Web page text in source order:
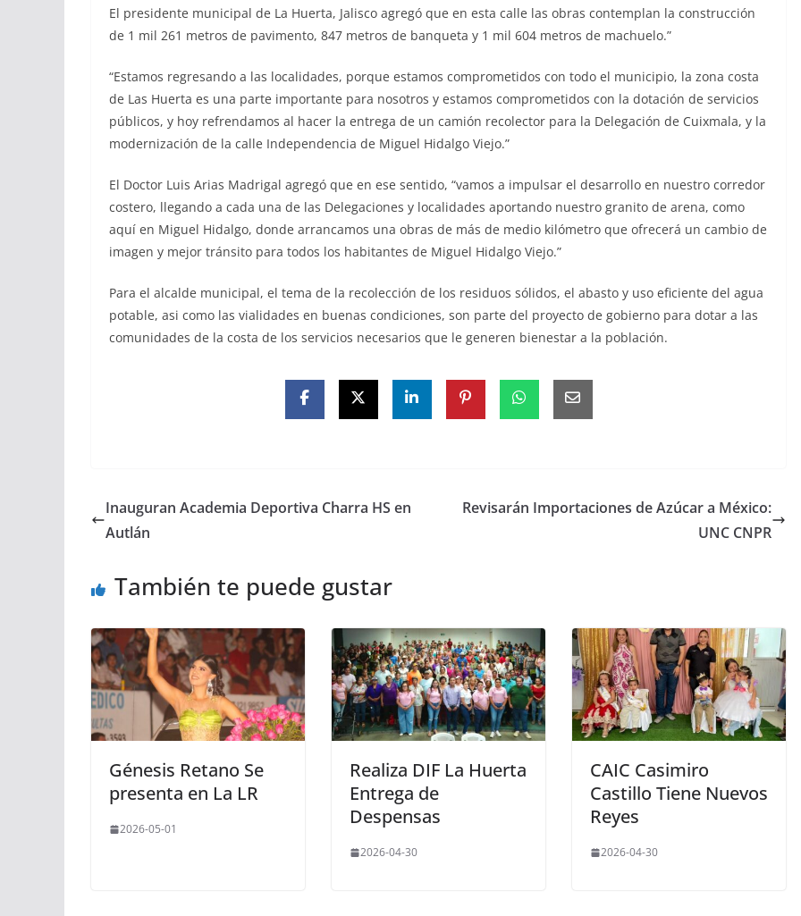
El presidente municipal de La Huerta, Jalisco agregó que en esta calle las obras contemplan la construcción
de 1 mil 261 metros de pavimento, 847 metros de banqueta y 1 mil 604 metros de machuelo.”
“Estamos regresando a las localidades, porque estamos comprometidos con todo el municipio, la zona costa
de Las Huerta es una parte importante para nosotros y estamos comprometidos con la dotación de servicios
públicos, y hoy refrendamos al hacer la entrega de un camión recolector para la Delegación de Cuixmala, y la
modernización de la calle Independencia de Miguel Hidalgo Viejo.”
El Doctor Luis Arias Madrigal agregó que en ese sentido, “vamos a impulsar el desarrollo en nuestro corredor
costero, llegando a cada una de las Delegaciones y localidades aportando nuestro granito de arena, como
aquí en Miguel Hidalgo, donde arrancamos una obras de más de medio kilómetro que ofrecerá un cambio de
imagen y mejor tránsito para todos los habitantes de Miguel Hidalgo Viejo.”
Para el alcalde municipal, el tema de la recolección de los residuos sólidos, el abasto y uso eficiente del agua
potable, asi como las vialidades en buenas condiciones, son parte del proyecto de gobierno para dotar a las
comunidades de la costa de los servicios necesarios que le generen bienestar a la población.
Inauguran Academia Deportiva Charra HS en
Autlán
Revisarán Importaciones de Azúcar a México:
UNC CNPR
También te puede gustar
Génesis Retano Se
presenta en La LR
2026-05-01
Realiza DIF La Huerta
Entrega de
Despensas
2026-04-30
CAIC Casimiro
Castillo Tiene Nuevos
Reyes
2026-04-30